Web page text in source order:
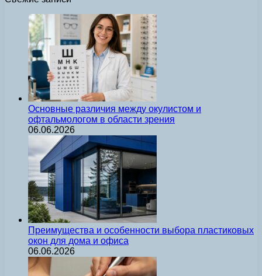
Основные различия между окулистом и
офтальмологом в области зрения
06.06.2026
Преимущества и особенности выбора пластиковых
окон для дома и офиса
06.06.2026